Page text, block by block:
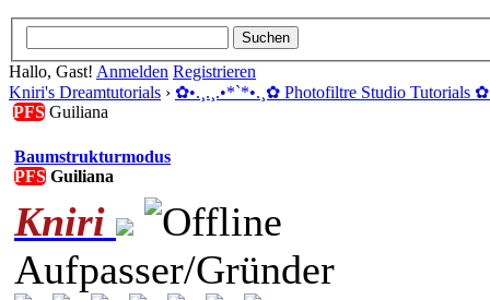
Hallo, Gast! Anmelden Registrieren
Kniri's Dreamtutorials › ✿ •.¸.¸.•*`*•.¸✿ Photofiltre Studio Tutorials ✿
PFS Guiliana
Baumstrukturmodus
PFS Guiliana
Kniri
Aufpasser/Gründer